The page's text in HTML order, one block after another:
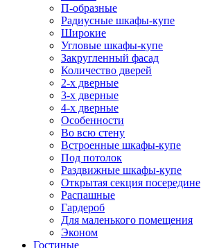
П-образные
Радиусные шкафы-купе
Широкие
Угловые шкафы-купе
Закругленный фасад
Количество дверей
2-х дверные
3-х дверные
4-х дверные
Особенности
Во всю стену
Встроенные шкафы-купе
Под потолок
Раздвижные шкафы-купе
Открытая секция посередине
Распашные
Гардероб
Для маленького помещения
Эконом
Гостиные